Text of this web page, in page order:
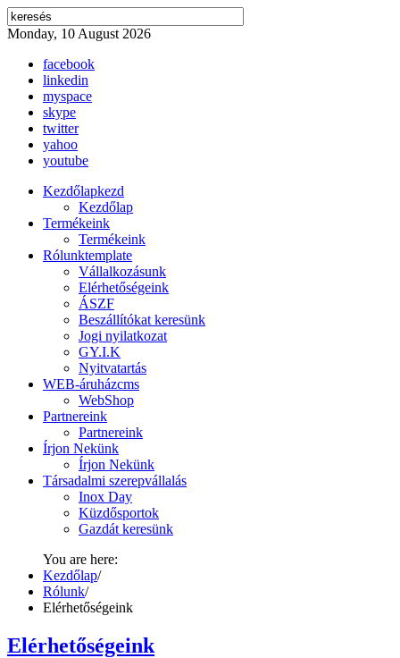
Monday, 10 August 2026
facebook
linkedin
myspace
skype
twitter
yahoo
youtube
Kezdőlapkezd
Kezdőlap
Termékeink
Termékeink
Rólunktemplate
Vállalkozásunk
Elérhetőségeink
ÁSZF
Beszállítókat keresünk
Jogi nyilatkozat
GY.I.K
Nyitvatartás
WEB-áruházcms
WebShop
Partnereink
Partnereink
Írjon Nekünk
Írjon Nekünk
Társadalmi szerepvállalás
Inox Day
Küzdősportok
Gazdát keresünk
You are here:
Kezdőlap/
Rólunk/
Elérhetőségeink
Elérhetőségeink